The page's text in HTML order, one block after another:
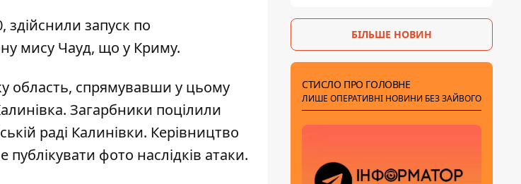
здійснили запуск по
мису Чауд, що у Криму.
область, спрямувавши у цьому
Загарбники поцілили
раді Калинівки. Керівництво
фото наслідків атаки.
ізоляції
БІЛЬШЕ НОВИН
СТИСЛО ПРО ГОЛОВНЕ
ЛИШЕ ОПЕРАТИВНІ НОВИНИ БЕЗ ЗАЙВОГО